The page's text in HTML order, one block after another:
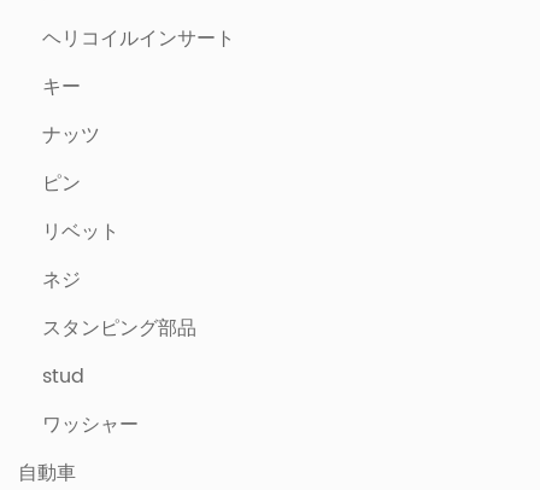
ヘリコイルインサート
キー
ナッツ
ピン
リベット
ネジ
スタンピング部品
stud
ワッシャー
自動車